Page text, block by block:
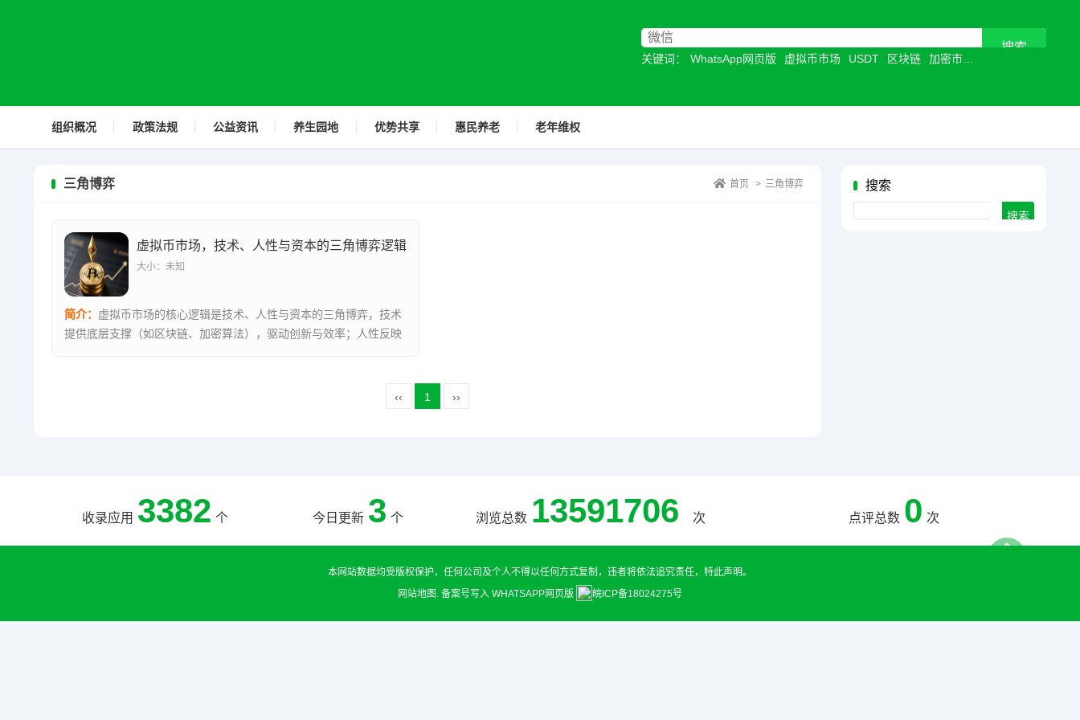
关键词： WhatsApp网页版 虚拟币市场 USDT 区块链 加密市场
组织概况 政策法规 公益资讯 养生园地 优势共享 惠民养老 老年维权
搜索
三角博弈 首页 > 三角博弈
虚拟币市场，技术、人性与资本的三角博弈逻辑
大小：未知
简介： 虚拟币市场的核心逻辑是技术、人性与资本的三角博弈，技术
提供底层支撑（如区块链、加密算法），驱动创新与效率；人性反映
‹‹ 1 ››
收录应用 3382 个 今日更新 3 个 浏览总数 13591706 次 点评总数 0 次
本网站数据均受版权保护，任何公司及个人不得以任何方式复制，违者将依法追究责任，特此声明。
网站地图 备案号写入 WHATSAPP网页版 皖ICP备18024275号